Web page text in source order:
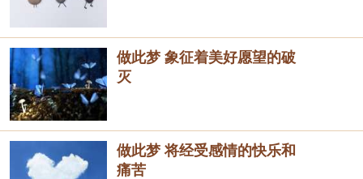
做此梦 象征着美好愿望的破
灭
做此梦 将经受感情的快乐和
痛苦